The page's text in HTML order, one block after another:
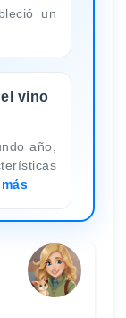
un
vino
año,